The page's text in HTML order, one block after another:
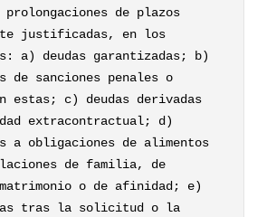
de plazos
justificadas, en los
a) deudas garantizadas; b)
de sanciones penales o
estas; c) deudas derivadas
extracontractual; d)
a obligaciones de alimentos
de familia, de
o de afinidad; e)
tras la solicitud o la